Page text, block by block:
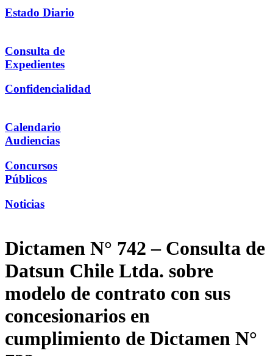
Estado Diario
Consulta de
Expedientes
Confidencialidad
Calendario
Audiencias
Concursos
Públicos
Noticias
Dictamen N° 742 – Consulta de
Datsun Chile Ltda. sobre
modelo de contrato con sus
concesionarios en
cumplimiento de Dictamen N°